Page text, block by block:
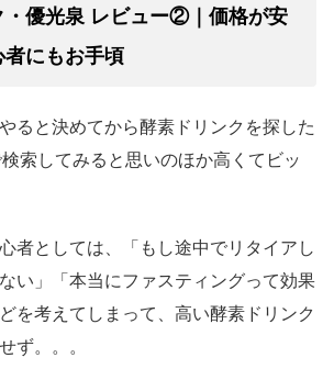
・優光泉 レビュー②｜価格が安
者にもお手頃
ると決めてから酵素ドリンクを探した
索してみると思いのほか高くてビッ
者としては、「もし途中でリタイアし
い」「本当にファスティングって効果
を考えてしまって、高い酵素ドリンク
ず。。。